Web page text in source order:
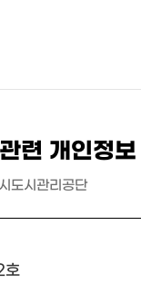
련 개인정
도시관리공단
호